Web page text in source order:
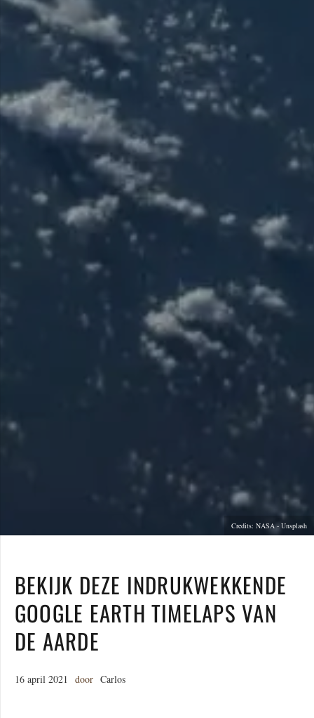
Credits: NASA - Unsplash
BEKIJK DEZE INDRUKWEKKENDE
GOOGLE EARTH TIMELAPS VAN
DE AARDE
16 april 2021 door Carlos